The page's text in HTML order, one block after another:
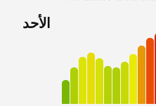
الأحد